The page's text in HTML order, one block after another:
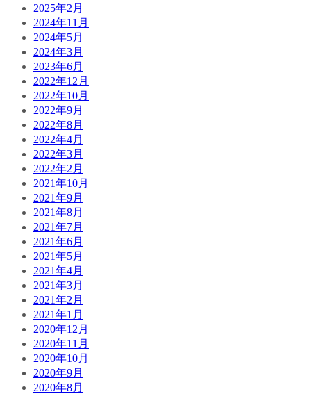
2025年2月
2024年11月
2024年5月
2024年3月
2023年6月
2022年12月
2022年10月
2022年9月
2022年8月
2022年4月
2022年3月
2022年2月
2021年10月
2021年9月
2021年8月
2021年7月
2021年6月
2021年5月
2021年4月
2021年3月
2021年2月
2021年1月
2020年12月
2020年11月
2020年10月
2020年9月
2020年8月